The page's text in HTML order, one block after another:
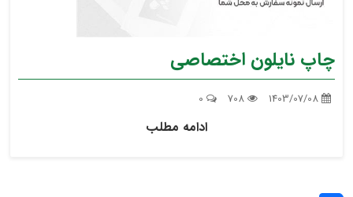
چاپ نایلون اختصاصی
ادامه مطلب